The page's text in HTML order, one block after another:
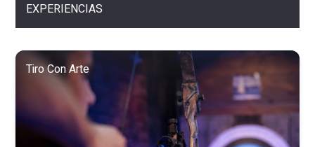
EXPERIENCIAS
Tiro Con Arte